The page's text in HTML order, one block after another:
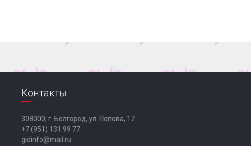
Контакты
308000, г. Белгород, ул. Попова, 17
+7 (951) 131 99 77
gidinfo@mail.ru